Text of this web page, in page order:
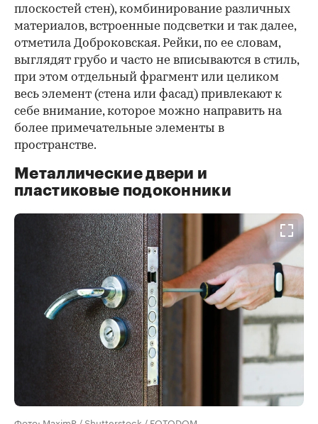
плоскостей стен), комбинирование различных
материалов, встроенные подсветки и так далее,
отметила Доброковская. Рейки, по ее словам,
выглядят грубо и часто не вписываются в стиль,
при этом отдельный фрагмент или целиком
весь элемент (стена или фасад) привлекают к
себе внимание, которое можно направить на
более примечательные элементы в
пространстве.
Металлические двери и
пластиковые подоконники